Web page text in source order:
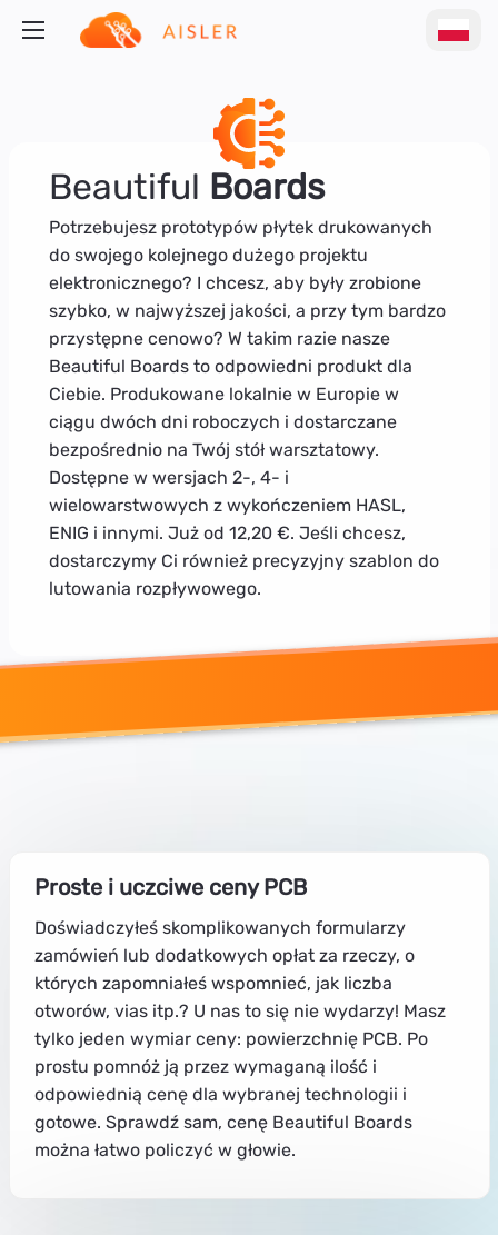
Beautiful Boards
Potrzebujesz prototypów płytek drukowanych
do swojego kolejnego dużego projektu
elektronicznego? I chcesz, aby były zrobione
szybko, w najwyższej jakości, a przy tym bardzo
przystępne cenowo? W takim razie nasze
Beautiful Boards to odpowiedni produkt dla
Ciebie. Produkowane lokalnie w Europie w
ciągu dwóch dni roboczych i dostarczane
bezpośrednio na Twój stół warsztatowy.
Dostępne w wersjach 2-, 4- i
wielowarstwowych z wykończeniem HASL,
ENIG i innymi. Już od 12,20 €. Jeśli chcesz,
dostarczymy Ci również precyzyjny szablon do
lutowania rozpływowego.
Proste i uczciwe ceny PCB
Doświadczyłeś skomplikowanych formularzy
zamówień lub dodatkowych opłat za rzeczy, o
których zapomniałeś wspomnieć, jak liczba
otworów, vias itp.? U nas to się nie wydarzy! Masz
tylko jeden wymiar ceny: powierzchnię PCB. Po
prostu pomnóż ją przez wymaganą ilość i
odpowiednią cenę dla wybranej technologii i
gotowe. Sprawdź sam, cenę Beautiful Boards
można łatwo policzyć w głowie.